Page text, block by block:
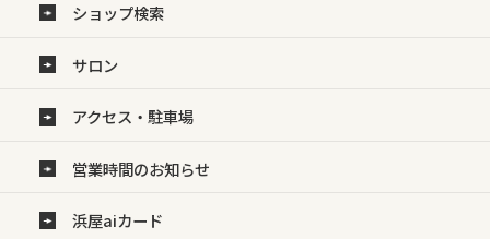
ショップ検索
サロン
アクセス・駐車場
営業時間のお知らせ
浜屋aiカード